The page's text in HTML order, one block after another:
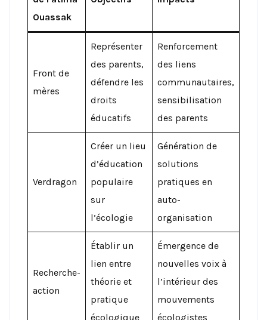
Ouassak
Front de
mères
Représenter
des parents,
défendre les
droits
éducatifs
Renforcement
des liens
communautaires,
sensibilisation
des parents
Verdragon
Créer un lieu
d’éducation
populaire
sur
l’écologie
Génération de
solutions
pratiques en
auto-
organisation
Recherche-
action
Établir un
lien entre
théorie et
pratique
écologique
Émergence de
nouvelles voix à
l’intérieur des
mouvements
écologistes